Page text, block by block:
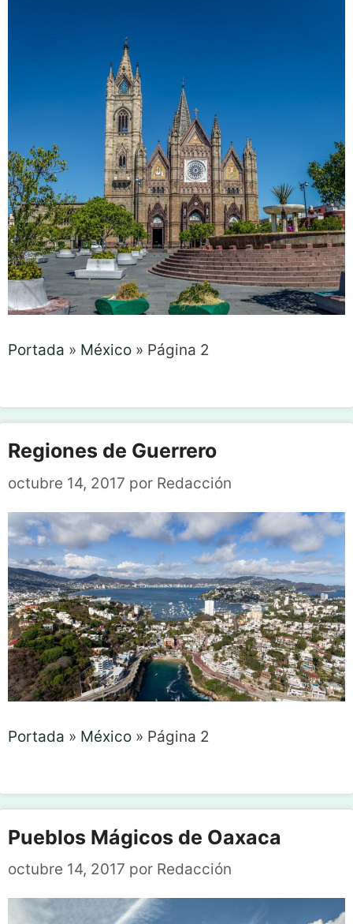
Portada » México » Página 2
Regiones de Guerrero
octubre 14, 2017 por Redacción
Portada » México » Página 2
Pueblos Mágicos de Oaxaca
octubre 14, 2017 por Redacción